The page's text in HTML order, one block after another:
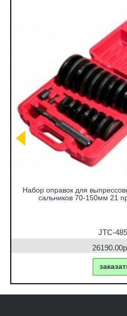
Набор оправок для
сальников 70-150мм 21
JTC-